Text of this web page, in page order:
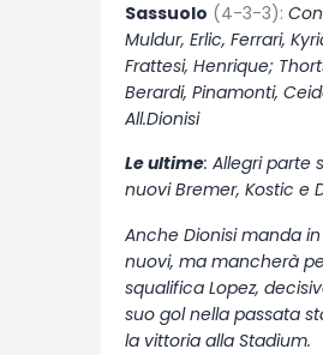
Sassuolo (4-3-3):
Muldur, Erlic, Ferrari,
Frattesi, Henrique;
Berardi, Pinamonti,
All.Dionisi
Le ultime: Allegri parte
nuovi Bremer, Kostic e
Anche Dionisi manda
nuovi, ma mancherà
squalifica Lopez,
suo gol nella passata
la vittoria alla Stadium.